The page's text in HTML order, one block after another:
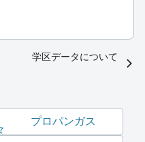
学区データについて
プロパンガス